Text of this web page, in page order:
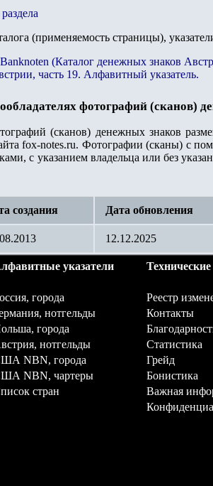
(применяемость страницы),
(Каталог денежных знаков
часть 19. Алфавитный указатель.
фотографий (сканов)
(сканов) денежных знаков
fox-notes.ru. Фотографии (сканы) с
с указанием владельца или без
создания Дата обновления
12.12.2025
указатели
города
Реестр
нотгельды
Контакты
города
нотгельды
Статистика
NBN, города
Грейд
NBN, чартеры
Бонистика
стран
Важная